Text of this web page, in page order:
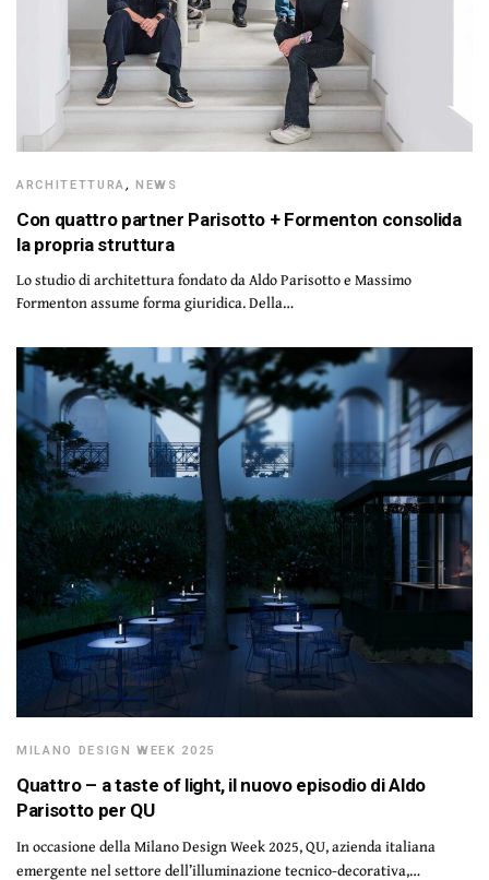
ARCHITETTURA,NEWS
Con quattro partner Parisotto + Formenton consolida
la propria struttura
Lo studio di architettura fondato da Aldo Parisotto e Massimo
Formenton assume forma giuridica. Della…
MILANO DESIGN WEEK 2025
Quattro – a taste of light, il nuovo episodio di Aldo
Parisotto per QU
In occasione della Milano Design Week 2025, QU, azienda italiana
emergente nel settore dell’illuminazione tecnico-decorativa,…